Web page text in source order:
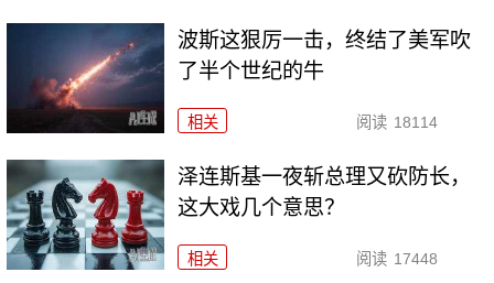
波斯这狠厉一击，终结了美军吹
了半个世纪的牛
相关 阅读 18114
泽连斯基一夜斩总理又砍防长，
这大戏几个意思？
相关 阅读 17448